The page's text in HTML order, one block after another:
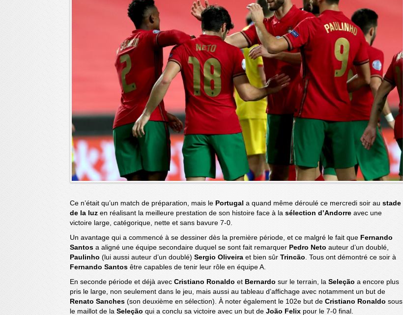
Ce n’était qu’un match de préparation, mais le Portugal a quand même déroulé ce mercredi soir au stade
de la luz en réalisant la meilleure prestation de son histoire face à la sélection d’Andorre avec une
victoire large, catégorique, nette et sans bavure 7-0.
Un avantage qui a commencé à se dessiner dès la première période, et ce malgré le fait que Fernando
Santos a aligné une équipe secondaire duquel se sont fait remarquer Pedro Neto auteur d’un doublé,
Paulinho (lui aussi auteur d’un doublé) Sergio Oliveira et bien sûr Trincão. Tous ont démontré ce soir à
Fernando Santos être capables de tenir leur rôle en équipe A.
En seconde période et déjà avec Cristiano Ronaldo et Bernardo sur le terrain, la Seleção a encore plus
pris le large, non seulement dans le jeu, mais aussi au tableau d’affichage avec notamment un but de
Renato Sanches (son deuxième en sélection). À noter également le 102e but de Cristiano Ronaldo sous
le maillot de la Seleção qui a conclu sa victoire avec un but de João Felix pour le 7-0 final.